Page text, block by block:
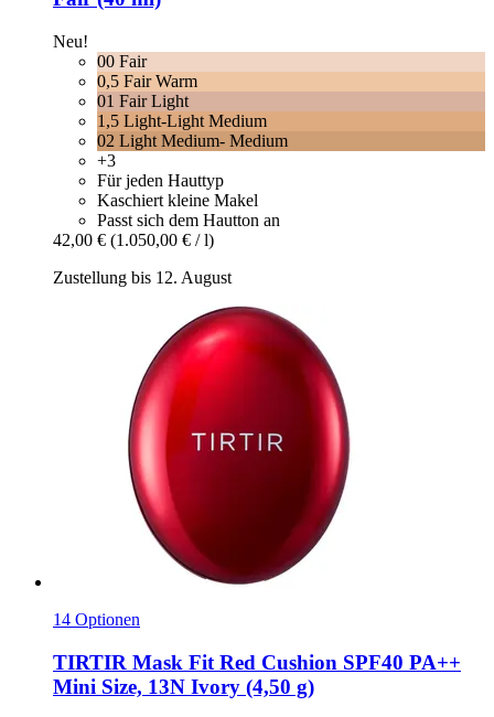
Neu!
00 Fair
0,5 Fair Warm
01 Fair Light
1,5 Light-Light Medium
02 Light Medium- Medium
+3
Für jeden Hauttyp
Kaschiert kleine Makel
Passt sich dem Hautton an
42,00 € (1.050,00 € / l)
Zustellung bis 12. August
14 Optionen
TIRTIR Mask Fit Red Cushion SPF40 PA++
Mini Size, 13N Ivory (4,50 g)